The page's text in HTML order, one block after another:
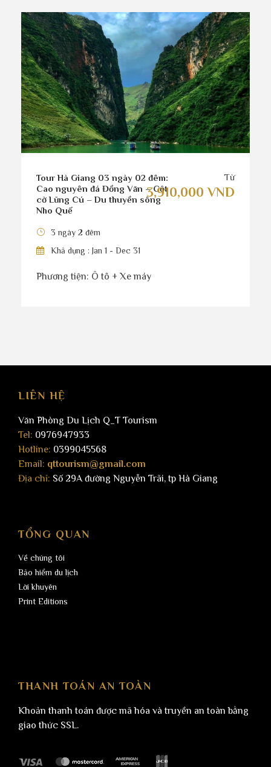
Tour Hà Giang 03 ngày 02 đêm:
Cao nguyên đá Đồng Văn – Cột
cờ Lũng Cú – Du thuyền sông
Nho Quế
Từ
3,910,000 VND
3 ngày 2 đêm
Khả dụng : Jan 1 - Dec 31
Phương tiện: Ô tô + Xe máy
LIÊN HỆ
Văn Phòng Du Lịch Q_T Tourism
Tel: 0976947933
Hotline: 0399045568
Email: qttourism@gmail.com
Địa chỉ: Số 29A đường Nguyễn Trãi, tp Hà Giang
TỔNG QUAN
Về chúng tôi
Bảo hiểm du lịch
Lời khuyên
Print Editions
THANH TOÁN AN TOÀN
Khoản thanh toán được mã hóa và truyền an toàn bằng
giao thức SSL.